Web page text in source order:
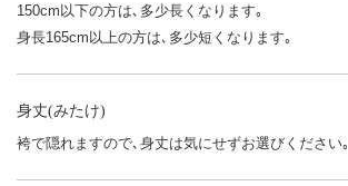
150cm以下の方は､多少長くなります｡
身長165cm以上の方は､多少短くなります｡
身丈(みたけ)
袴で隠れますので､身丈は気にせずお選びください｡